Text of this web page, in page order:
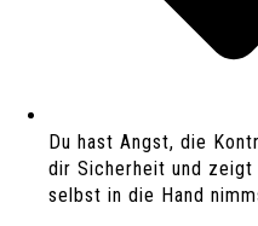
Du hast Angst, die
dir Sicherheit und zeigt
selbst in die Hand